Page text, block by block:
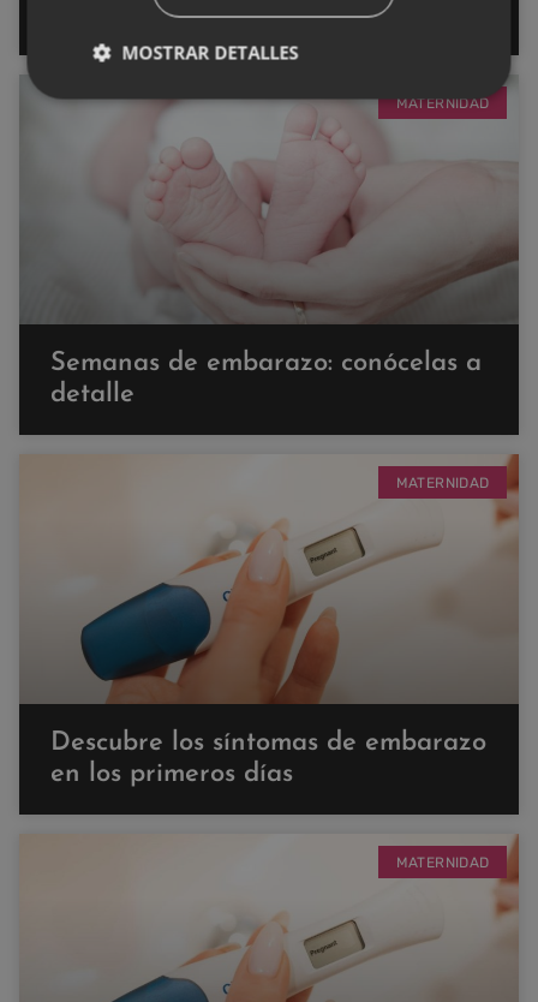
en Dubai siendo mujer.
MATERNIDAD
Semanas de embarazo: conócelas a
detalle
MATERNIDAD
Descubre los síntomas de embarazo
en los primeros días
MATERNIDAD
MOSTRAR DETALLES